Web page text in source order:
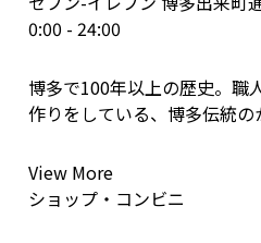
0:00 - 24:00
博多で100年以上の歴史。職
作りをしている、博多伝統の
View More
ショップ・コンビニ